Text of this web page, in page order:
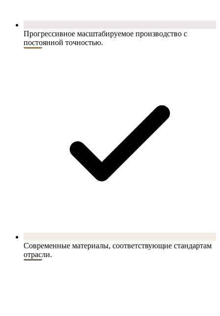
Прогрессивное масштабируемое производство с
постоянной точностью.
Современные материалы, соответствующие стандартам
отрасли.